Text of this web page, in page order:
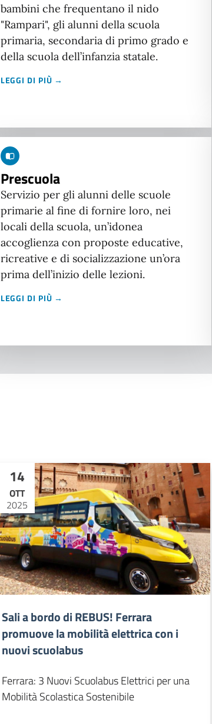
bambini che frequentano il nido
"Rampari", gli alunni della scuola
primaria, secondaria di primo grado e
della scuola dell’infanzia statale.
LEGGI DI PIÙ →
Prescuola
Servizio per gli alunni delle scuole
primarie al fine di fornire loro, nei
locali della scuola, un’idonea
accoglienza con proposte educative,
ricreative e di socializzazione un’ora
prima dell’inizio delle lezioni.
LEGGI DI PIÙ →
14
OTT
2025
Sali a bordo di REBUS! Ferrara
promuove la mobilità elettrica con i
nuovi scuolabus
Ferrara: 3 Nuovi Scuolabus Elettrici per una
Mobilità Scolastica Sostenibile